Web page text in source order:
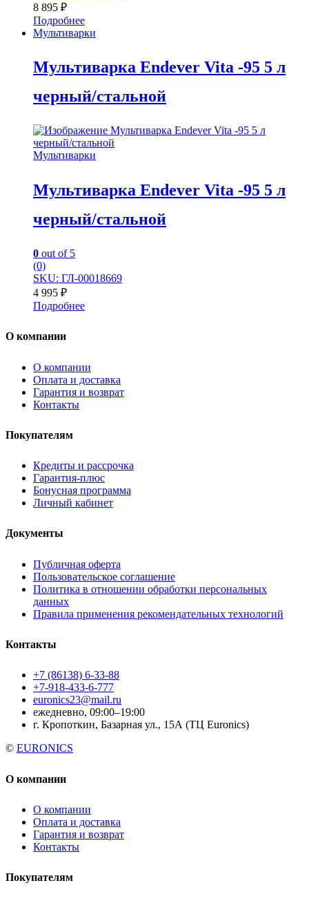
8 895 ₽
Подробнее
Мультиварки
Мультиварка Endever Vita -95 5 л
черный/стальной
Мультиварки
Мультиварка Endever Vita -95 5 л
черный/стальной
0 out of 5
(0)
SKU: ГЛ-00018669
4 995 ₽
Подробнее
О компании
О компании
Оплата и доставка
Гарантия и возврат
Контакты
Покупателям
Кредиты и рассрочка
Гарантия-плюс
Бонусная программа
Личный кабинет
Документы
Публичная оферта
Пользовательское соглашение
Политика в отношении обработки персональных
данных
Правила применения рекомендательных технологий
Контакты
+7 (86138) 6-33-88
+7-918-433-6-777
euronics23@mail.ru
ежедневно, 09:00–19:00
г. Кропоткин, Базарная ул., 15А (ТЦ Euronics)
© EURONICS
О компании
О компании
Оплата и доставка
Гарантия и возврат
Контакты
Покупателям